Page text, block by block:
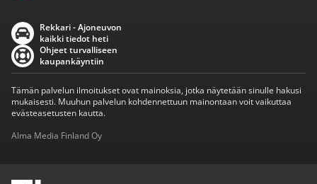
Rekkari - Ajoneuvon
kaikki tiedot heti
Ohjeet turvalliseen
kaupankäyntiin
Tämän palvelun ilmoitukset ovat mainoksia, jotka näytetään sinulle hakusi
mukaisesti. Muuhun palvelun kohdennettuun mainontaan voit vaikuttaa
evästeasetusten kautta.
Alma Media Finland Oy